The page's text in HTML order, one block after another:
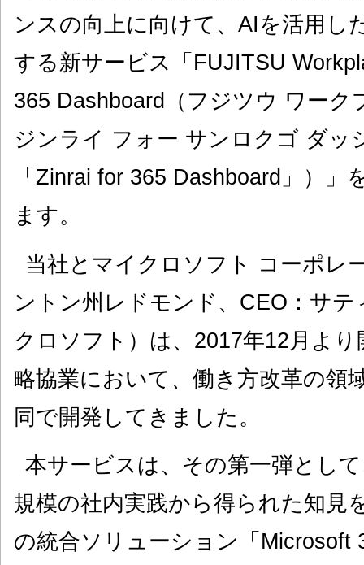
ンスの向上に向けて、AIを活用し
する新サービス「FUJITSU
365 Dashboard（フジツウ ワー
ジンライ フォー サンロクゴ ダッ
「Zinrai for 365 Dashboard」）」
ます。
当社とマイクロソフト コーポレ
ントン州レドモンド、CEO：サ
クロソフト）は、2017年12月よ
略協業において、働き方改革の領
同で開発してきました。
本サービスは、その第一弾とし
規模の社内実践から得られた知見
の統合ソリューション「Microsoft